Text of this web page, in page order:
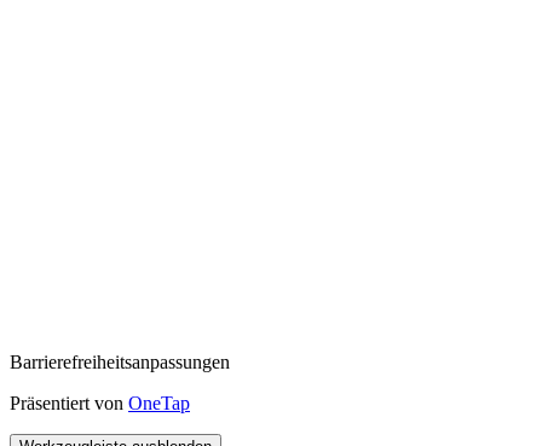
Barrierefreiheitsanpassungen
Präsentiert von OneTap